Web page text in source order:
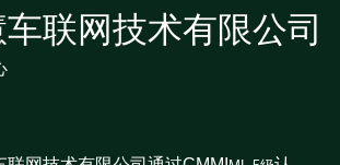
联网技术有限公司